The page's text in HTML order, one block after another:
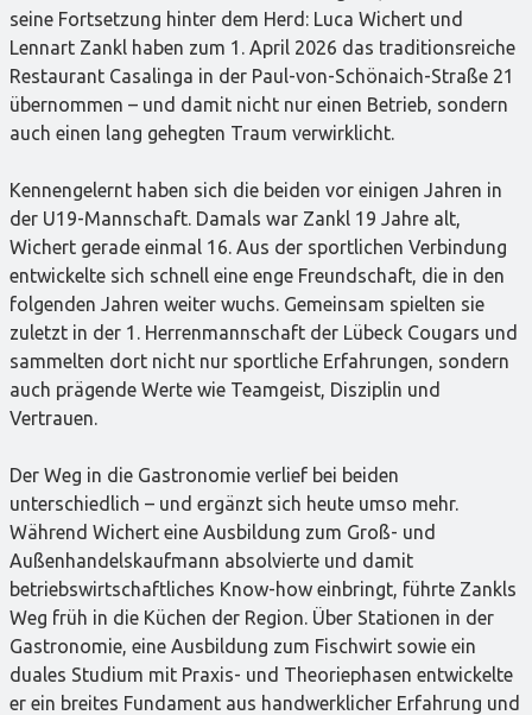
seine Fortsetzung hinter dem Herd: Luca Wichert und
Lennart Zankl haben zum 1. April 2026 das traditionsreiche
Restaurant Casalinga in der Paul-von-Schönaich-Straße 21
übernommen – und damit nicht nur einen Betrieb, sondern
auch einen lang gehegten Traum verwirklicht.
Kennengelernt haben sich die beiden vor einigen Jahren in
der U19-Mannschaft. Damals war Zankl 19 Jahre alt,
Wichert gerade einmal 16. Aus der sportlichen Verbindung
entwickelte sich schnell eine enge Freundschaft, die in den
folgenden Jahren weiter wuchs. Gemeinsam spielten sie
zuletzt in der 1. Herrenmannschaft der Lübeck Cougars und
sammelten dort nicht nur sportliche Erfahrungen, sondern
auch prägende Werte wie Teamgeist, Disziplin und
Vertrauen.
Der Weg in die Gastronomie verlief bei beiden
unterschiedlich – und ergänzt sich heute umso mehr.
Während Wichert eine Ausbildung zum Groß- und
Außenhandelskaufmann absolvierte und damit
betriebswirtschaftliches Know-how einbringt, führte Zankls
Weg früh in die Küchen der Region. Über Stationen in der
Gastronomie, eine Ausbildung zum Fischwirt sowie ein
duales Studium mit Praxis- und Theoriephasen entwickelte
er ein breites Fundament aus handwerklicher Erfahrung und